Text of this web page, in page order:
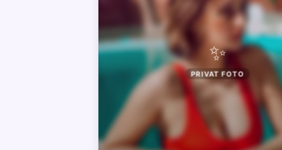
✨
PRIVAT FOTO